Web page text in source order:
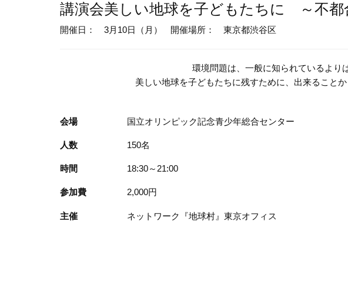
講演会美しい地球を子どもたちに ～不都
開催日： 3月10日（月） 開催場所： 東京都渋谷区
環境問題は、一般に知られているより
美しい地球を子どもたちに残すために、出来ること
会場 国立オリンピック記念青少年総合センター
人数 150名
時間 18:30～21:00
参加費 2,000円
主催 ネットワーク『地球村』東京オフィス